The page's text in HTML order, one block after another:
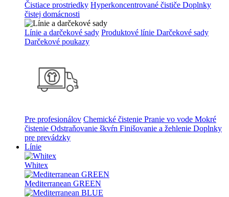
Čistiace prostriedky Hyperkoncentrované čističe Doplnky
čistej domácnosti
Línie a darčekové sady Produktové línie Darčekové sady
Darčekové poukazy
Pre profesionálov Chemické čistenie Pranie vo vode Mokré
čistenie Odstraňovanie škvŕn Finišovanie a žehlenie Doplnky
pre prevádzky
Línie
Whitex
Mediterranean GREEN